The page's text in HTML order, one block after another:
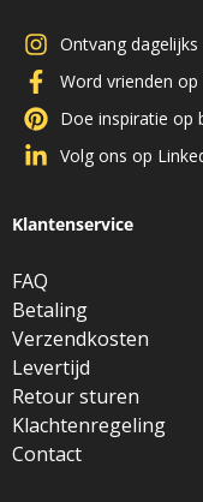
Ontvang
Word vrienden
Doe inspiratie op
Volg ons op
Klantenservice
FAQ
Betaling
Verzendkosten
Levertijd
Retour sturen
Klachtenregeling
Contact